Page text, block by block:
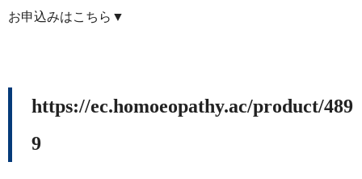
お申込みはこちら▼
https://ec.homoeopathy.ac/product/489
9